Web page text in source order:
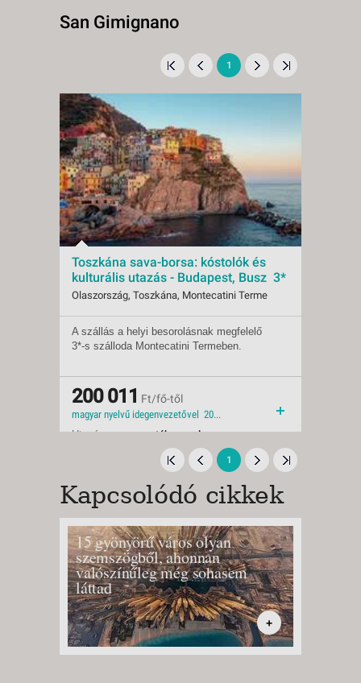
San Gimignano
1
magyar nyelvű idegenvezetővel 2026 tavasz 6 nap 2026 2026 ősz mininyaralás
Toszkána sava-borsa: kóstolók és
kulturális utazás - Budapest, Busz 3*
Olaszország, Toszkána, Montecatini Terme
Indulások:
2026.09.15-tól
Időpontok:
1 db
Ellátás:
reggeli
Típus:
Klasszikus körutazás
Besorolás:
3*
Szállás:
Hotel
Utazás:
autóbusszal
A szállás a helyi besorolásnak megfelelő
3*-s szálloda Montecatini Termeben.
200 011 Ft/fő-től
1
Kapcsolódó cikkek
15 gyönyörű város olyan
szemszögből, ahonnan
valószínűleg még sohasem
láttad
+